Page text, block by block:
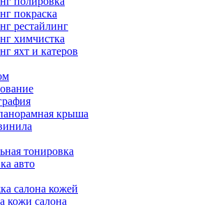
покраска
рестайлинг
химчистка
яхт и катеров
крыша
тонировка
авто
салона кожей
кожи салона